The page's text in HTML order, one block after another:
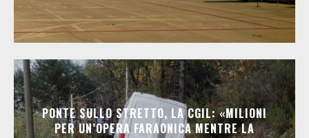
PONTE SULLO STRETTO, LA CGIL: «MILIONI
PER UN’OPERA FARAONICA MENTRE LA